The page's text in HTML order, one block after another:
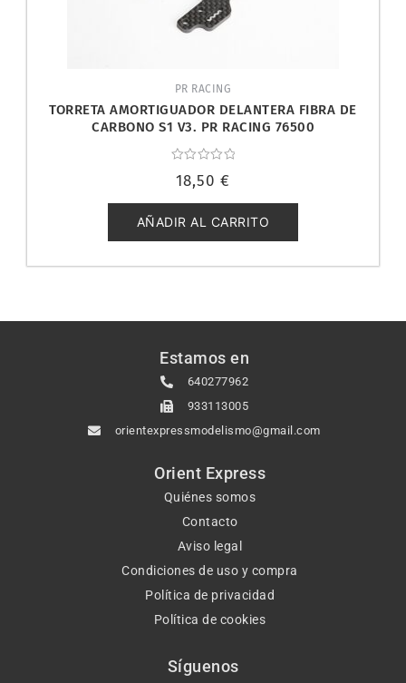
PR RACING
TORRETA AMORTIGUADOR DELANTERA FIBRA DE
CARBONO S1 V3. PR RACING 76500
con
de
5
18,50 €
AÑADIR AL CARRITO
Estamos en
640277962
933113005
orientexpressmodelismo@gmail.com
Orient Express
Quiénes somos
Contacto
Aviso legal
Condiciones de uso y compra
Política de privacidad
Política de cookies
Síguenos